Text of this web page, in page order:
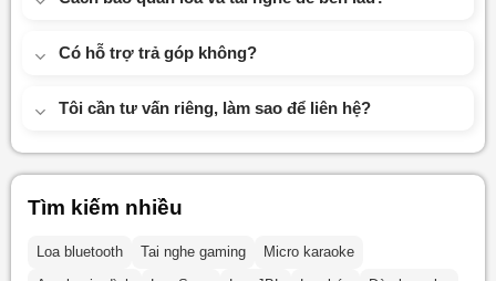
Có hỗ trợ trả góp không?
Tôi cần tư vấn riêng, làm sao để liên hệ?
Tìm kiếm nhiều
Loa bluetooth Tai nghe gaming
Micro karaoke